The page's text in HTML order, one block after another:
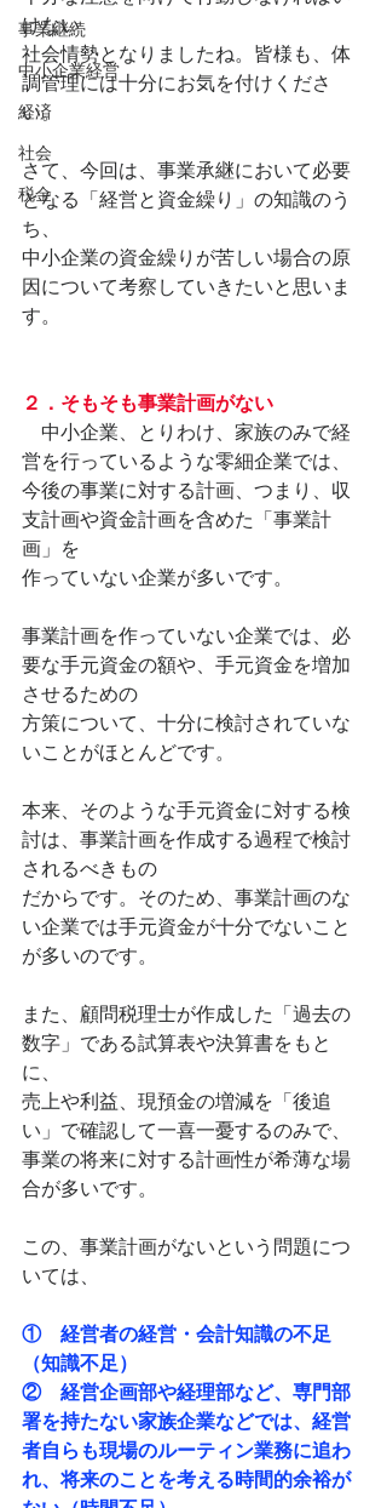
事業継続
中小企業経営
経済
社会
税金
けない
社会情勢となりましたね。皆様も、体
調管理には十分にお気を付けくださ
い。
さて、今回は、事業承継において必要
となる「経営と資金繰り」の知識のう
ち、
中小企業の資金繰りが苦しい場合の原
因について考察していきたいと思いま
す。
２．そもそも事業計画がない
中小企業、とりわけ、家族のみで経
営を行っているような零細企業では、
今後の事業に対する計画、つまり、収
支計画や資金計画を含めた「事業計
画」を
作っていない企業が多いです。
事業計画を作っていない企業では、必
要な手元資金の額や、手元資金を増加
させるための
方策について、十分に検討されていな
いことがほとんどです。
本来、そのような手元資金に対する検
討は、事業計画を作成する過程で検討
されるべきもの
だからです。そのため、事業計画のな
い企業では手元資金が十分でないこと
が多いのです。
また、顧問税理士が作成した「過去の
数字」である試算表や決算書をもと
に、
売上や利益、現預金の増減を「後追
い」で確認して一喜一憂するのみで、
事業の将来に対する計画性が希薄な場
合が多いです。
この、事業計画がないという問題につ
いては、
①　経営者の経営・会計知識の不足
（知識不足）
②　経営企画部や経理部など、専門部
署を持たない家族企業などでは、経営
者自らも現場のルーティン業務に追わ
れ、将来のことを考える時間的余裕が